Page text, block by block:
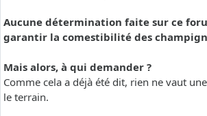
Aucune détermination faite sur ce
garantir la comestibilité des
Mais alors, à qui demander ?
Comme cela a déjà été dit, rien ne vaut
le terrain.